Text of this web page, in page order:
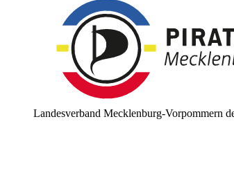
Landesverband Mecklenburg-Vorpommern